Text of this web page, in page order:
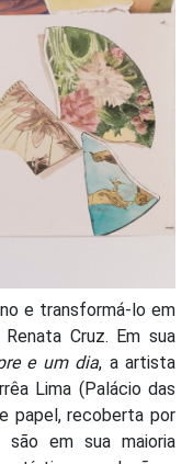
e transformá-lo em
Cruz. Em sua
e um dia, a artista
Lima (Palácio das
papel, recoberta por
são em sua maioria